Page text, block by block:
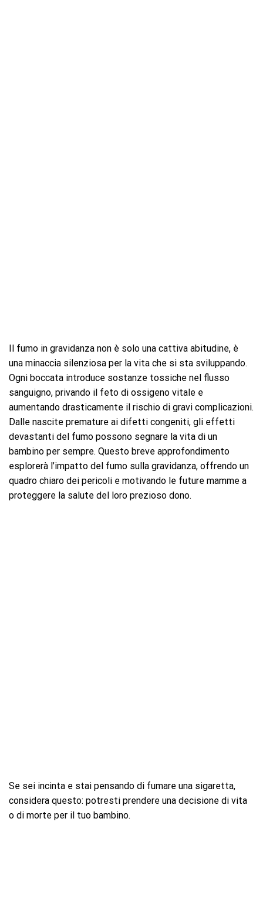
Il fumo in gravidanza non è solo una cattiva abitudine, è
una minaccia silenziosa per la vita che si sta sviluppando.
Ogni boccata introduce sostanze tossiche nel flusso
sanguigno, privando il feto di ossigeno vitale e
aumentando drasticamente il rischio di gravi complicazioni.
Dalle nascite premature ai difetti congeniti, gli effetti
devastanti del fumo possono segnare la vita di un
bambino per sempre. Questo breve approfondimento
esplorerà l’impatto del fumo sulla gravidanza, offrendo un
quadro chiaro dei pericoli e motivando le future mamme a
proteggere la salute del loro prezioso dono.
Se sei incinta e stai pensando di fumare una sigaretta,
considera questo: potresti prendere una decisione di vita
o di morte per il tuo bambino.